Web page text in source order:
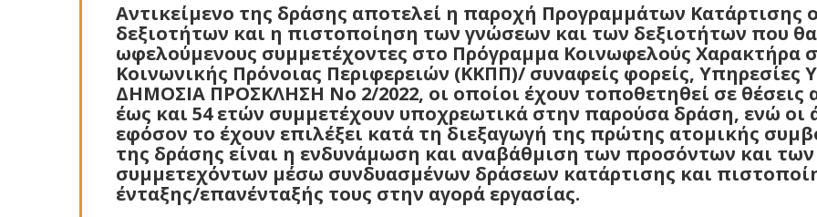
Αντικείμενο της δράσης αποτελεί η παροχή Προγραμμάτων Κατάρτισης
δεξιοτήτων και η πιστοποίηση των γνώσεων και των δεξιοτήτων που
ωφελούμενους συμμετέχοντες στο Πρόγραμμα Κοινωφελούς Χαρακτήρα
Κοινωνικής Πρόνοιας Περιφερειών (ΚΚΠΠ)/ συναφείς φορείς,
ΔΗΜΟΣΙΑ ΠΡΟΣΚΛΗΣΗ Νο 2/2022, οι οποίοι έχουν τοποθετηθεί σε
έως και 54 ετών συμμετέχουν υποχρεωτικά στην παρούσα δράση, ενώ οι
εφόσον το έχουν επιλέξει κατά τη διεξαγωγή της πρώτης ατομικής
της δράσης είναι η ενδυνάμωση και αναβάθμιση των προσόντων και
συμμετεχόντων μέσω συνδυασμένων δράσεων κατάρτισης και
ένταξης/επανένταξής τους στην αγορά εργασίας.